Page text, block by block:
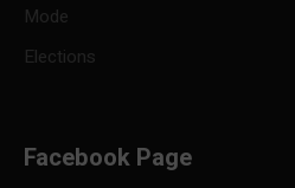
Mode
Elections
Facebook Page